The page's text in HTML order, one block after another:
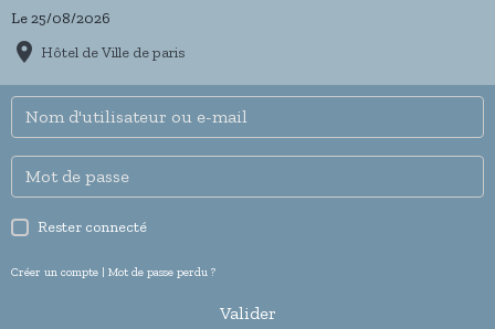
Le 25/08/2026
Hôtel de Ville de paris
Rester connecté
Créer un compte | Mot de passe perdu ?
Valider